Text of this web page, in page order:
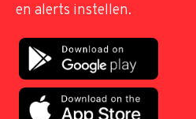
en alerts instellen.